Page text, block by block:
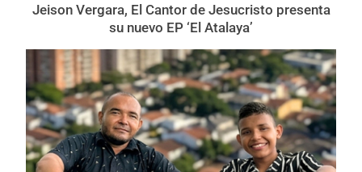
Jeison Vergara, El Cantor de Jesucristo presenta
su nuevo EP ‘El Atalaya’